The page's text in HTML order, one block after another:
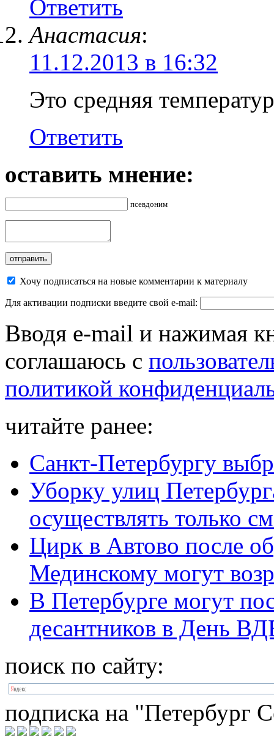
Ответить
Анастасия:
11.12.2013 в 16:32
Это средняя
Ответить
оставить мнение:
псевдоним
Хочу подписаться на новые комментарии к материалу
Для активации подписки введите свой e-mail:
Вводя e-mail и нажимая
соглашаюсь с
политикой
читайте ранее:
Санкт-Петербургу
Уборку улиц
осуществлять только
Цирк в Автово после
Мединскому могут
В Петербурге могут
десантников в День
поиск по сайту:
подписка на "Петербург